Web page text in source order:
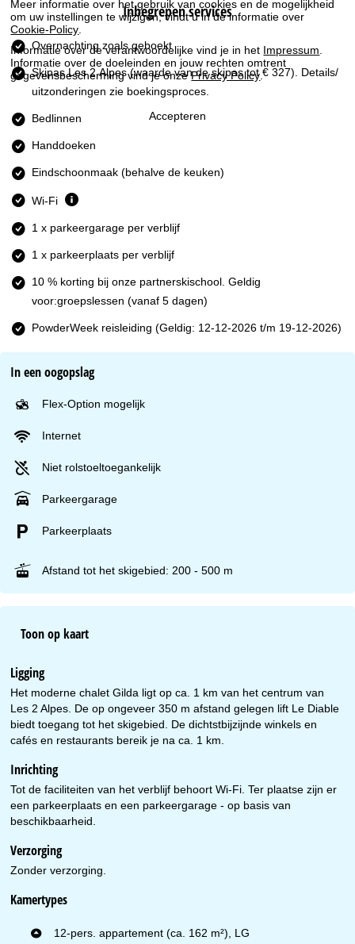
Meer informatie over het gebruik van cookies en de mogelijkheid
om uw instellingen te wijzigen, vindt u in de informatie over
Cookie-Policy
Informatie over de verantwoordelijke vind je in het Impressum
Informatie over de doeleinden en jouw rechten omtrent
gegevensbescherming vind je onzePrivacy Policy.
Accepteren
i
n
a
Inbegrepen services
Overnachting zoals geboekt
Skipas Les 2 Alpes(waarde van de skipas tot € 327). Details/
uitzonderingen zie boekingsproces.
Bedlinnen
Handdoeken
Eindschoonmaak (behalve de keuken)
Wi-Fi
1 x parkeergarage per verblijf
1 x parkeerplaats per verblijf
10 % korting bij onze partnerskischool. Geldig
voor:groepslessen (vanaf 5 dagen)
PowderWeek reisleiding (Geldig: 12-12-2026 t/m 19-12-2026)
In een oogopslag
Flex-Option mogelijk
Internet
Niet rolstoeltoegankelijk
Parkeergarage
Parkeerplaats
Afstand tot het skigebied: 200 - 500 m
Toon op kaart
Ligging
Het moderne chalet Gilda ligt op ca. 1 km van het centrum van
Les 2 Alpes. De op ongeveer 350 m afstand gelegen lift Le Diable
biedt toegang tot het skigebied. De dichtstbijzijnde winkels en
cafés en restaurants bereik je na ca. 1 km.
Inrichting
Tot de faciliteiten van het verblijf behoort Wi-Fi. Ter plaatse zijn er
een parkeerplaats en een parkeergarage - op basis van
beschikbaarheid.
Verzorging
Zonder verzorging.
Kamertypes
12-pers. appartement (ca. 162 m²), LG